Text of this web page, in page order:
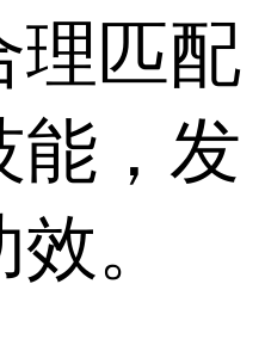
理匹配
能，发
。